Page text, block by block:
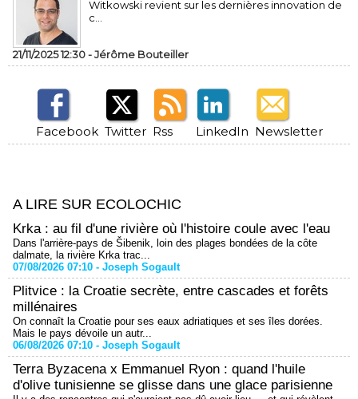
Witkowski revient sur les dernières innovation de
c...
21/11/2025 12:30 -Jérôme Bouteiller
Facebook Twitter Rss LinkedIn Newsletter
A LIRE SUR ECOLOCHIC
Krka : au fil d'une rivière où l'histoire coule avec l'eau
Dans l'arrière-pays de Šibenik, loin des plages bondées de la côte
dalmate, la rivière Krka trac...
07/08/2026 07:10 - Joseph Sogault
Plitvice : la Croatie secrète, entre cascades et forêts
millénaires
On connaît la Croatie pour ses eaux adriatiques et ses îles dorées.
Mais le pays dévoile un autr...
06/08/2026 07:10 - Joseph Sogault
Terra Byzacena x Emmanuel Ryon : quand l'huile
d'olive tunisienne se glisse dans une glace parisienne